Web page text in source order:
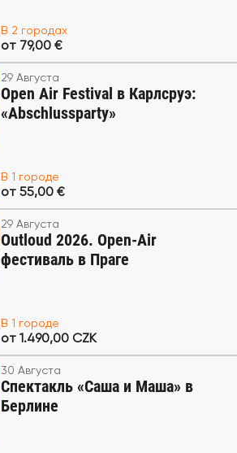
В 2 городах
от 79,00 €
29 Августа
Open Air Festival в Карлсруэ:
«Abschlussparty»
В 1 городе
от 55,00 €
29 Августа
Outloud 2026. Open-Air
фестиваль в Праге
В 1 городе
от 1.490,00 CZK
30 Августа
Спектакль «Саша и Маша» в
Берлине